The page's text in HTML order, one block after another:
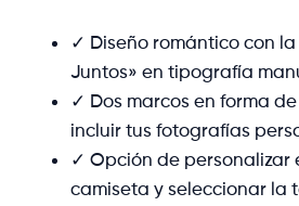
✓ Diseño romántico con
Juntos» en tipografía
✓ Dos marcos en forma
incluir tus fotografías
✓ Opción de personalizar
camiseta y seleccionar la